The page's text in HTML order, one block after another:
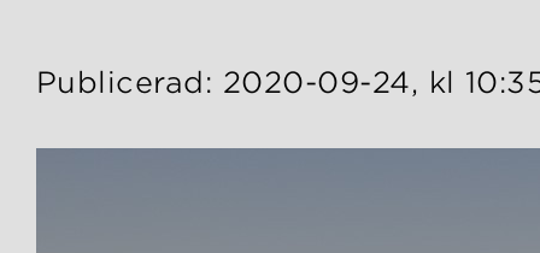
Publicerad: 2020-09-24, kl